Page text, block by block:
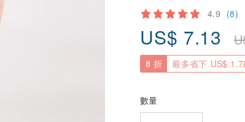
4.9 (8)
US$ 7.13
8 折 最多省下 US$
數量